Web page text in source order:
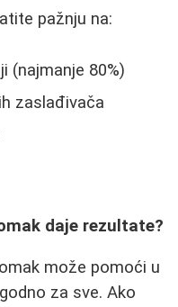
pažnju na:
(najmanje 80%)
zaslađivača
daje rezultate?
može pomoći u
za sve. Ako